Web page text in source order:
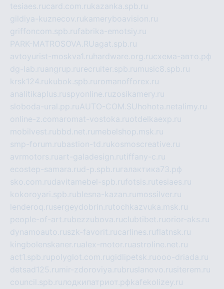
tesiaes.rucard.com.rukazanka.spb.ru
gildiya-kuznecov.rukameryboavision.ru
griffoncom.spb.rufabrika-emotsiy.ru
PARK-MATROSOVA.RUagat.spb.ru
avtoyurist-moskva1.ru hardware.org.ruсхема-авто.рф
dg-lab.ruangrup.ru recruiter.spb.ru music8.spb.ru
krsk124.rukubok.spb.ru romanofforex.ru
analitikaplus.ruspyonline.ruzosikamery.ru
sloboda-ural.pp.ruAUTO-COM.SU hohota.netalimy.ru
online-z.comaromat-vostoka.ruotdelkaexp.ru
mobilvest.rubbd.net.ru mebelshop.msk.ru
smp-forum.rubastion-td.rukosmoscreative.ru
avrmotors.ruart-galadesign.rutiffany-c.ru
ecostep-samara.rud-p.spb.ru галактика73.рф
sko.com.rudavitamebel-spb.rufotsis.rutesiaes.ru
kokoroyari.spb.rublesna-kazan.ru mossilver.ru
lenderoq.rusergeydobrin.rutochkazvuka.msk.ru
people-of-art.rubezzubova.ruclubtibet.ruorior-aks.ru
dynamoauto.ruszk-favorit.rucarlines.ruflatnsk.ru
kingbolenskaner.rualex-motor.ruastroline.net.ru
act1.spb.rupolyglot.com.rugidlipetsk.ruooo-driada.ru
detsad125.ru mir-zdoroviya.rubruslanovo.rusiterem.ru
council.spb.ruлодкипатриот.рфkafekolizey.ru